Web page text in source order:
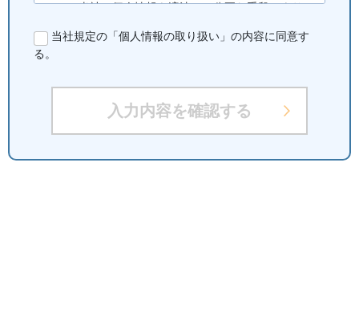
当社は個人情報を適法かつ公正な手段により
をお願いする場合は、事前に収集の目的、利
おいて、個人情報を収集致します。
（2）個人情報の利用および共同利用
頂いた方に承諾を得た範囲内で、また収集目
当社規定の「個人情報の取り扱い」の内容に同意す
る。
入力内容を確認する